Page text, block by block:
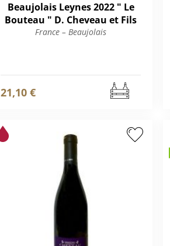
Beaujolais Leynes 2022 " Le
Bouteau " D. Cheveau et Fils
France – Beaujolais
21,10 €